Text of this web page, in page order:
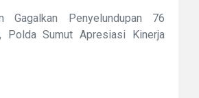
Gagalkan Penyelundupan 76
Polda Sumut Apresiasi Kinerja